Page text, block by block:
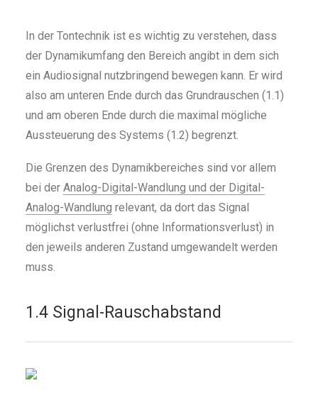
In der Tontechnik ist es wichtig zu verstehen, dass
der Dynamikumfang den Bereich angibt in dem sich
ein Audiosignal nutzbringend bewegen kann. Er wird
also am unteren Ende durch das Grundrauschen (1.1)
und am oberen Ende durch die maximal mögliche
Aussteuerung des Systems (1.2) begrenzt.
Die Grenzen des Dynamikbereiches sind vor allem
bei der Analog-Digital-Wandlung und der Digital-
Analog-Wandlung relevant, da dort das Signal
möglichst verlustfrei (ohne Informationsverlust) in
den jeweils anderen Zustand umgewandelt werden
muss.
1.4 Signal-Rauschabstand